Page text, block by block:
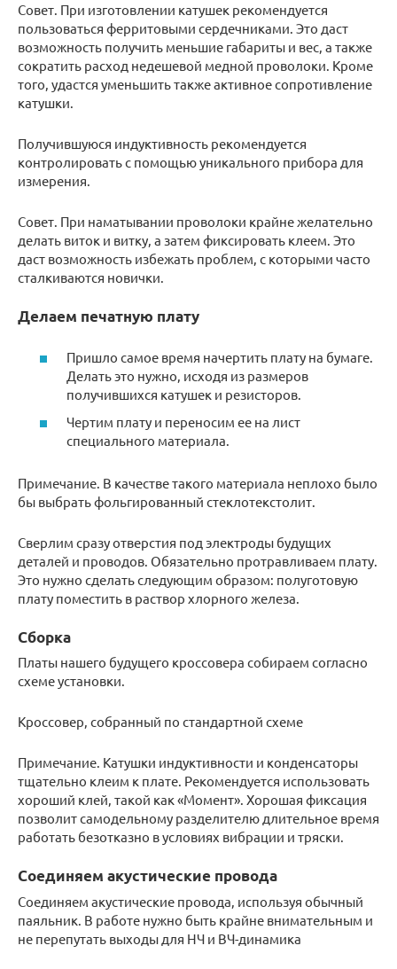
Совет. При изготовлении катушек рекомендуется
пользоваться ферритовыми сердечниками. Это даст
возможность получить меньшие габариты и вес, а также
сократить расход недешевой медной проволоки. Кроме
того, удастся уменьшить также активное сопротивление
катушки.
Получившуюся индуктивность рекомендуется
контролировать с помощью уникального прибора для
измерения.
Совет. При наматывании проволоки крайне желательно
делать виток и витку, а затем фиксировать клеем. Это
даст возможность избежать проблем, с которыми часто
сталкиваются новички.
Делаем печатную плату
Пришло самое время начертить плату на бумаге.
Делать это нужно, исходя из размеров
получившихся катушек и резисторов.
Чертим плату и переносим ее на лист
специального материала.
Примечание. В качестве такого материала неплохо было
бы выбрать фольгированный стеклотекстолит.
Сверлим сразу отверстия под электроды будущих
деталей и проводов. Обязательно протравливаем плату.
Это нужно сделать следующим образом: полуготовую
плату поместить в раствор хлорного железа.
Сборка
Платы нашего будущего кроссовера собираем согласно
схеме установки.
Кроссовер, собранный по стандартной схеме
Примечание. Катушки индуктивности и конденсаторы
тщательно клеим к плате. Рекомендуется использовать
хороший клей, такой как «Момент». Хорошая фиксация
позволит самодельному разделителю длительное время
работать безотказно в условиях вибрации и тряски.
Соединяем акустические провода
Соединяем акустические провода, используя обычный
паяльник. В работе нужно быть крайне внимательным и
не перепутать выходы для НЧ и ВЧ-динамика